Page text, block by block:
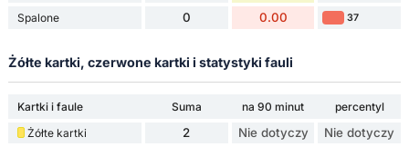
Spalone 0 0.00 37
Żółte kartki, czerwone kartki i statystyki fauli
Kartki i faule Suma na 90 minut
percentyl
Żółte kartki
2 Nie dotyczy Nie dotyczy